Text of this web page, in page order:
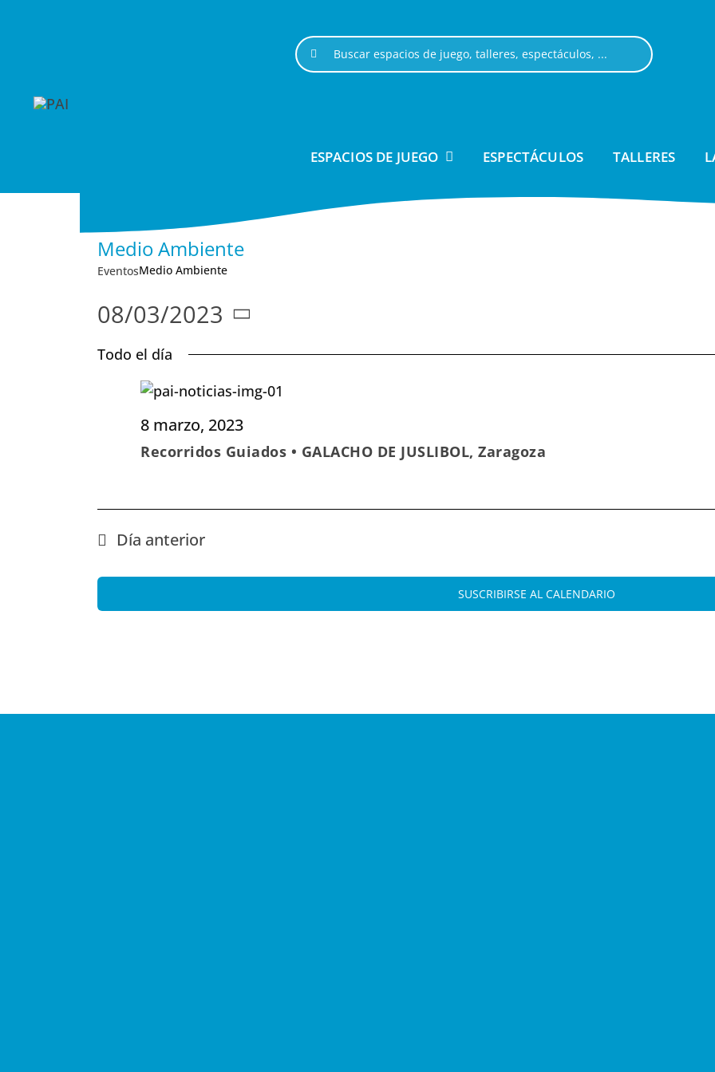
Buscar:
ESPACIOS DE JUEGO ESPECTÁCULOS TALLERES
Medio Ambiente
EventosMedio Ambiente
08/03/2023
Seleccionar
fecha.
Todo el día
8 marzo, 2023
Recorridos Guiados • GALACHO DE JUSLIBOL, Zaragoza
Día anterior
SUSCRIBIRSE AL CALENDARIO